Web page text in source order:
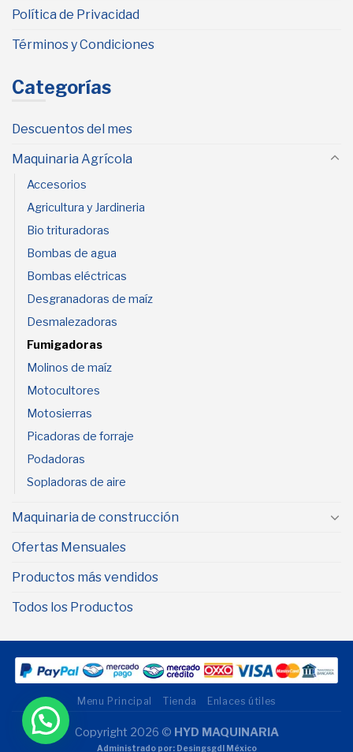
Política de Privacidad
Términos y Condiciones
Categorías
Descuentos del mes
Maquinaria Agrícola
Accesorios
Agricultura y Jardineria
Bio trituradoras
Bombas de agua
Bombas eléctricas
Desgranadoras de maíz
Desmalezadoras
Fumigadoras
Molinos de maíz
Motocultores
Motosierras
Picadoras de forraje
Podadoras
Sopladoras de aire
Maquinaria de construcción
Ofertas Mensuales
Productos más vendidos
Todos los Productos
Menu Principal Tienda Enlaces útiles
Copyright 2026 © HYD MAQUINARIA
Administrado por: Desingsgdl México